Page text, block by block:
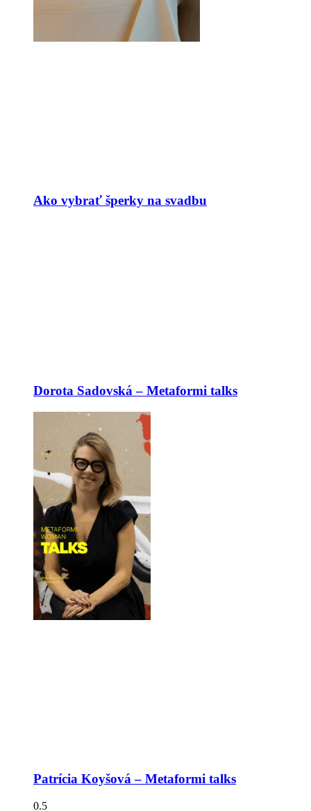
Ako vybrať šperky na svadbu
Dorota Sadovská – Metaformi talks
Patrícia Koyšová – Metaformi talks